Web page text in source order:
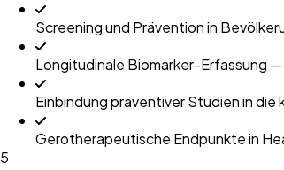
Screening und Prävention in
Longitudinale Biomarker-Erfassung
Einbindung präventiver Studien in die
Gerotherapeutische Endpunkte in
5